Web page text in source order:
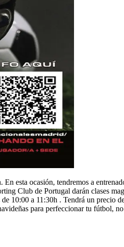
esta ocasión, tendremos a
Club de Portugal darán clases
10:00 a 11:30h . Tendrá un precio
para perfeccionar tu fútbol,